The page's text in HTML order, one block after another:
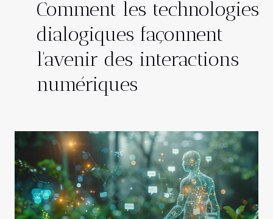
Comment les technologies
dialogiques façonnent
l'avenir des interactions
numériques